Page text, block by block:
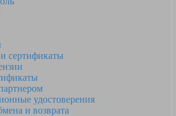
сертификаты
удостоверения
и возврата